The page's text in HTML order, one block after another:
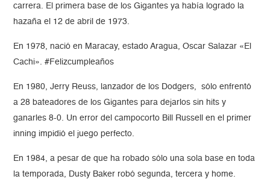
carrera. El primera base de los Gigantes ya había logrado la
hazaña el 12 de abril de 1973.
En 1978, nació en Maracay, estado Aragua, Oscar Salazar «El
Cachi». #Felizcumpleaños
En 1980, Jerry Reuss, lanzador de los Dodgers, sólo enfrentó
a 28 bateadores de los Gigantes para dejarlos sin hits y
ganarles 8-0. Un error del campocorto Bill Russell en el primer
inning impidió el juego perfecto.
En 1984, a pesar de que ha robado sólo una sola base en toda
la temporada, Dusty Baker robó segunda, tercera y home.